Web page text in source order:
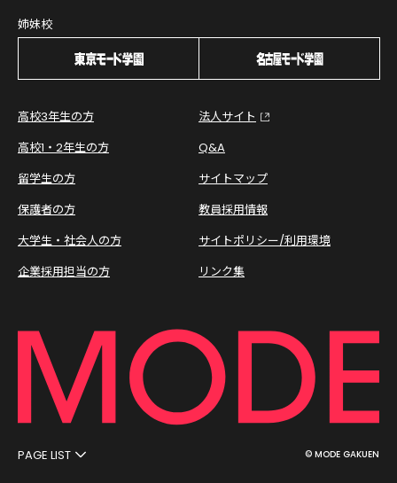
姉妹校
高校3年生の方
高校1・2年生の方
留学生の方
保護者の方
大学生・社会人の方
企業採用担当の方
法人サイト
Q&A
サイトマップ
教員採用情報
サイトポリシー/利用環境
リンク集
PAGE LIST © MODE GAKUEN
オープンキャンパス